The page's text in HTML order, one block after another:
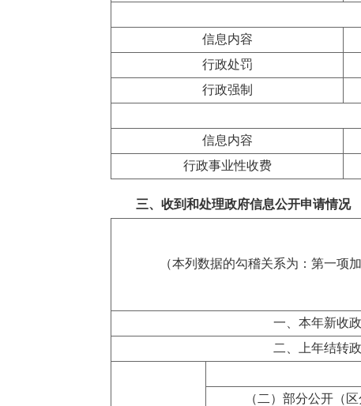
信息内容
行政处罚
行政强制
信息内容
行政事业性收费
三、收到和处理政府信息公开申请情况
（本列数据的勾稽关系为：第一项
一、本年新收
二、上年结转
（二）部分公开（